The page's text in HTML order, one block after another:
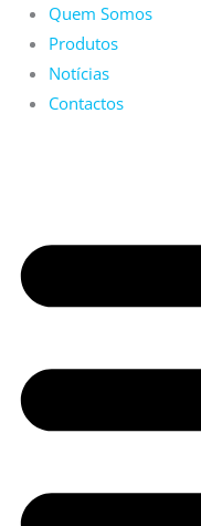
Quem Somos
Produtos
Notícias
Contactos